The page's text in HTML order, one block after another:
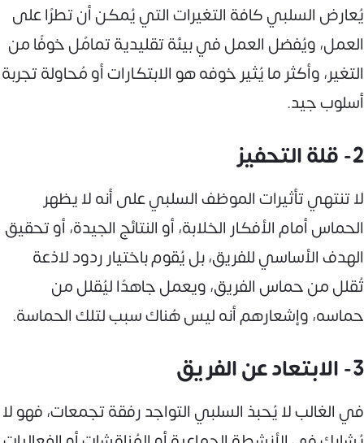
يُعارض السلبي كافة التغيرات التي يُمكن أن تطرًا على
العمل، ويُفضل العمل في بيئة تقليدية تمامًل خوفًا من
التغير، وأكثر ما يُثير خوفه هو الابتكارات أو مُحاولة تجربة
أسلوب جيد.
2- قلة التحفيز
لا تنتهي تأثيرات الموظف السلبي على أنه لا يظهر
الحماس أمام الأفكار الخلابة، أو النتائج الجيدة، أو تحقيق
الهدف الأساسي للفريق، بل يُقوم باختيار ردود لاذعة
تُقلل من حماس الفريق، ويعمل جاهدًا ليُقلل من
حماسه، وإشعارهم أنه ليس هُناك سبب لتلك الحماسة.
3- الابتعاد عن الفريق
في الغالب لا يُحبذ السلبي التواجد رفقة تجمعات، فهو لا